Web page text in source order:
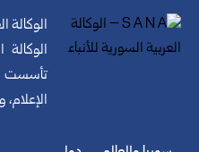
الوكالة
الوكالة